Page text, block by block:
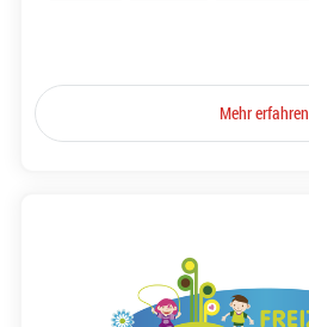
Mehr erfahren